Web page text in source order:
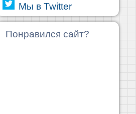
Мы в Twitter
Понравился сайт?